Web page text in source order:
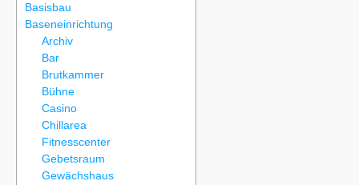
Basisbau
Baseneinrichtung
Archiv
Bar
Brutkammer
Bühne
Casino
Chillarea
Fitnesscenter
Gebetsraum
Gewächshaus